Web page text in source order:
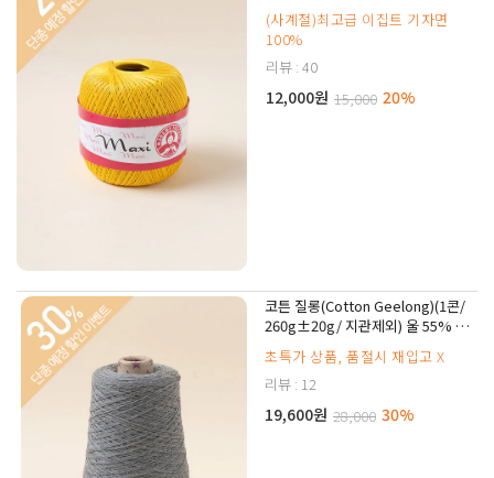
(사계절)최고급 이집트 기자면
100%
리뷰 : 40
12,000원 15,000 20%
코튼 질롱(Cotton Geelong)(1콘/
260g±20g/ 지관제외) 울 55% 코
초특가 상품, 품절시 재입고 X
리뷰 : 12
19,600원 28,000 30%